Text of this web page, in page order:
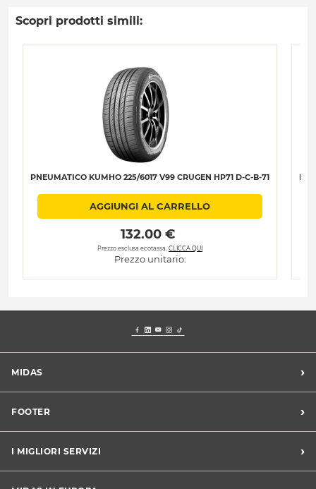
Scopri prodotti simili:
PNEUMATICO KUMHO 225/6017 V99 CRUGEN HP71 D-C-B-71
AGGIUNGI AL CARRELLO
132.00 €
Prezzo esclusa ecotassa. CLICCA QUI
Prezzo unitario:
MIDAS ›
Blog dell'automobilista
Lavora con noi
Chi siamo
FOOTER ›
Apri un centro in franchising
CONDIZIONI PROMOZIONI
I MIGLIORI SERVIZI ›